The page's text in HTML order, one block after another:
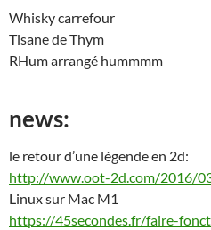
Whisky carrefour
Tisane de Thym
RHum arrangé hummmm
news:
le retour d’une légende en 2d:
http://www.oot-2d.com/2016/
Linux sur Mac M1
https://45secondes.fr/faire-